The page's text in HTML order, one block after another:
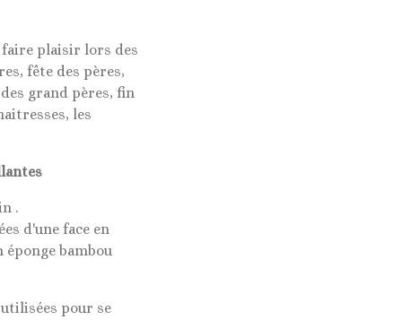
plaisir lors des
fête des pères,
grand pères, fin
les
.
d'une face en
bambou
pour se